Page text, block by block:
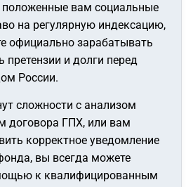
положенные вам социальные
на регулярную индексацию,
официально зарабатывать
претензии и долги перед
России.
сложности с анализом
договора ГПХ, или вам
корректное уведомление
вы всегда можете
к квалифицированным